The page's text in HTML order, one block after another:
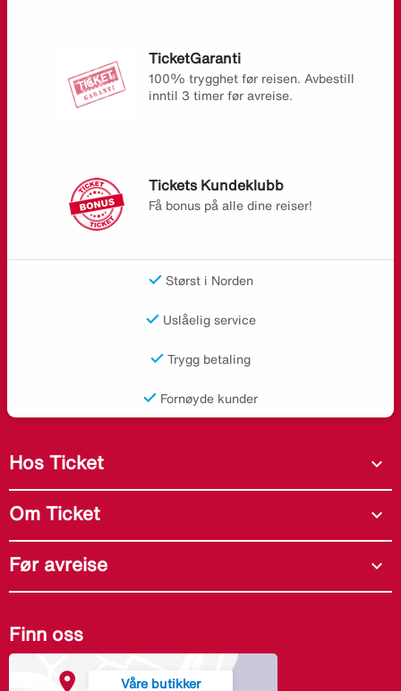
TicketGaranti
100% trygghet før reisen. Avbestill
inntil 3 timer før avreise.
Tickets Kundeklubb
Få bonus på alle dine reiser!
Størst i Norden
Uslåelig service
Trygg betaling
Fornøyde kunder
Hos Ticket expand_more
Om Ticket expand_more
Før avreise expand_more
Finn oss
Våre butikker